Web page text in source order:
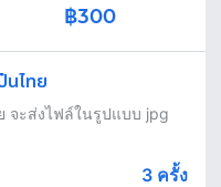
฿300
นไทย
จะส่งไฟล์ในรูปแบบ jpg
3 ครั้ง